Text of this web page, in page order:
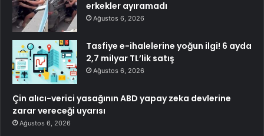
erkekler ayıramadı
Ağustos 6, 2026
Tasfiye e-ihalelerine yoğun ilgi! 6 ayda
2,7 milyar TL’lik satış
Ağustos 6, 2026
Çin alıcı-verici yasağının ABD yapay zeka devlerine
zarar vereceği uyarısı
Ağustos 6, 2026